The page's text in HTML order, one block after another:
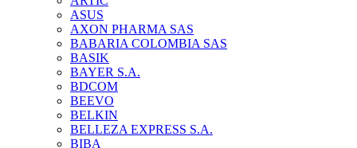
ASUS
AXON PHARMA SAS
BABARIA COLOMBIA SAS
BASIK
BAYER S.A.
BDCOM
BEEVO
BELKIN
BELLEZA EXPRESS S.A.
BIBA